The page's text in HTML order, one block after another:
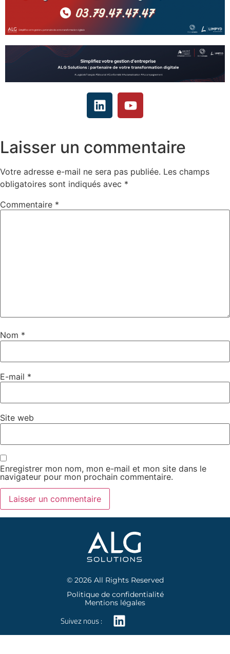
Laisser un commentaire
Votre adresse e-mail ne sera pas publiée. Les champs
obligatoires sont indiqués avec *
Commentaire *
Nom *
E-mail *
Site web
Enregistrer mon nom, mon e-mail et mon site dans le
navigateur pour mon prochain commentaire.
© 2026 All Rights Reserved
Politique de confidentialité
Mentions légales
Suivez nous :